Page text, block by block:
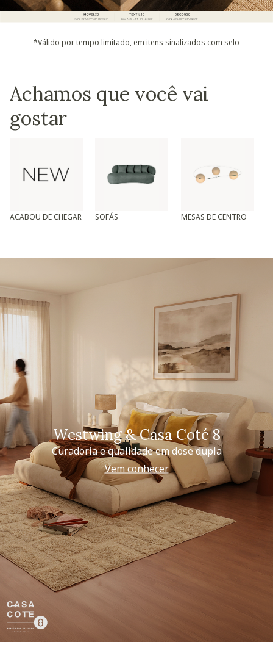
*Válido por tempo limitado, em itens sinalizados com selo
Achamos que você vai
gostar
ACABOU DE CHEGAR SOFÁS MESAS DE CENTRO
Westwing & Casa Coté 8
Curadoria e qualidade em dose dupla
Vem conhecer